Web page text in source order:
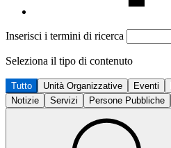
Inserisci i termini di ricerca
Seleziona il tipo di contenuto
Tutto Unità Organizzative Eventi
Notizie
Servizi Persone Pubbliche